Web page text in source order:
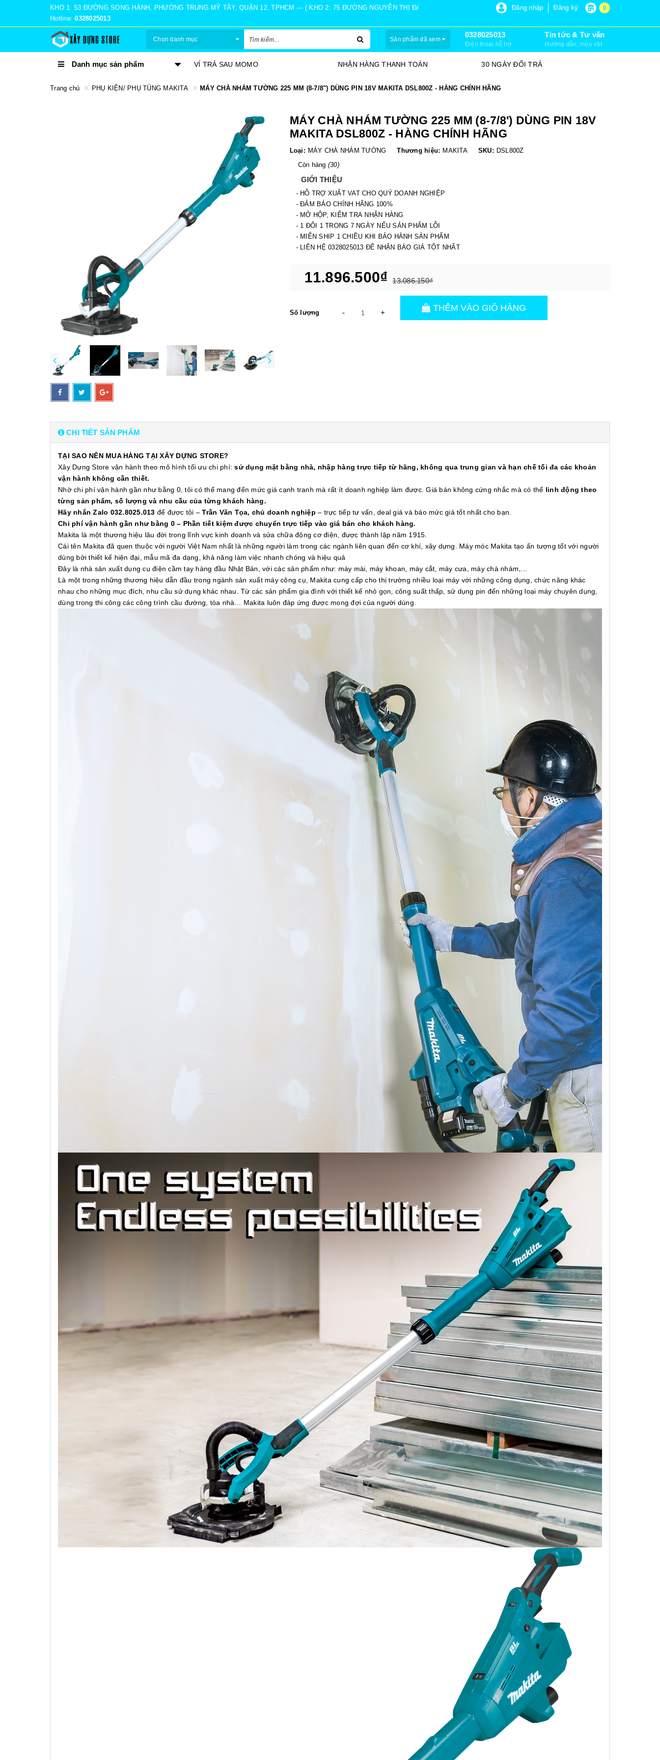
KHO 1: 53 ĐƯỜNG SONG HÀNH, PHƯỜNG TRUNG MỸ TÂY, QUẬN 12, TPHCM --- ( KHO 2: 75 ĐƯỜNG NGUYỄN THỊ ĐÀNH, ẤP 6, XUÂN THỚI SƠN, HÓC MÔN)
Hotline:0328025013
0
Đăng nhập Đăng ký
Chọn danh mục Sản phẩm đã xem
0328025013
Điện thoại hỗ trợ
Tin tức & Tư vấn
Hướng dẫn, mẹo vặt
Danh mục sản phẩm
VÍ TRẢ SAU MOMO NHẬN HÀNG THANH TOÁN 30 NGÀY ĐỔI TRẢ SỮA CHỮA VÀ LẮP ĐẶT
Trang chủ PHỤ KIỆN/ PHỤ TÙNG MAKITA MÁY CHÀ NHÁM TƯỜNG 225 MM (8-7/8") DÙNG PIN 18V MAKITA DSL800Z - HÀNG CHÍNH HÃNG
MÁY CHÀ NHÁM TƯỜNG 225 MM (8-7/8') DÙNG PIN 18V
MAKITA DSL800Z - HÀNG CHÍNH HÃNG
Loại: MÁY CHÀ NHÁM TƯỜNG Thương hiệu: MAKITA SKU: DSL800Z
Còn hàng (30)
GIỚI THIỆU
- HỖ TRỢ XUẤT VAT CHO QUÝ DOANH NGHIỆP
- ĐẢM BẢO CHÍNH HÃNG 100%
- MỞ HỘP, KIỂM TRA NHẬN HÀNG
- 1 ĐỔI 1 TRONG 7 NGÀY NẾU SẢN PHẨM LỖI
- MIỄN SHIP 1 CHIỀU KHI BẢO HÀNH SẢN PHẨM
- LIÊN HỆ 0328025013 ĐỂ NHẬN BÁO GIÁ TỐT NHẤT
11.896.500₫ 13.086.150₫
Số lượng - + THÊM VÀO GIỎ HÀNG
CHI TIẾT SẢN PHẨM
TẠI SAO NÊN MUA HÀNG TẠI XÂY DỰNG STORE?
Xây Dựng Store vận hành theo mô hình tối ưu chi phí:sử dụng mặt bằng nhà, nhập hàng trực tiếp từ hãng, không qua trung gian và hạn chế tối đa các khoản
vận hành không cần thiết.
Nhờ chi phí vận hành gần như bằng 0, tôi có thể mang đến mức giá cạnh tranh mà rất ít doanh nghiệp làm được. Giá bán không cứng nhắc mà có thể linh động theo
từng sản phẩm, số lượng và nhu cầu của từng khách hàng.
Hãy nhắn Zalo 032.8025.013 để được tôi –Trần Văn Tọa, chủ doanh nghiệp – trực tiếp tư vấn, deal giá và báo mức giá tốt nhất cho bạn.
Chi phí vận hành gần như bằng 0 – Phần tiết kiệm được chuyển trực tiếp vào giá bán cho khách hàng.
Makita là một thương hiệu lâu đời trong lĩnh vực kinh doanh và sửa chữa động cơ điện, được thành lập năm 1915.
Cái tên Makita đã quen thuộc với người Việt Nam nhất là những người làm trong các ngành liên quan đến cơ khí, xây dựng. Máy móc Makita tạo ấn tượng tốt với người
dùng bởi thiết kế hiện đại, mẫu mã đa dạng, khả năng làm việc nhanh chóng và hiệu quả
Đây là nhà sản xuất dụng cụ điện cầm tay hàng đầu Nhật Bản, với các sản phẩm như: máy mài, máy khoan, máy cắt, máy cưa, máy chà nhám,...
Là một trong những thương hiệu dẫn đầu trong ngành sản xuất máy công cụ, Makita cung cấp cho thị trường nhiều loại máy với những công dụng, chức năng khác
nhau cho những mục đích, nhu cầu sử dụng khác nhau. Từ các sản phẩm gia đình với thiết kế nhỏ gọn, công suất thấp, sử dụng pin đến những loại máy chuyên dụng,
dùng trong thi công các công trình cầu đường, tòa nhà… Makita luôn đáp ứng được mong đợi của người dùng.